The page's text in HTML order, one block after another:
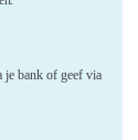
je bank of geef via